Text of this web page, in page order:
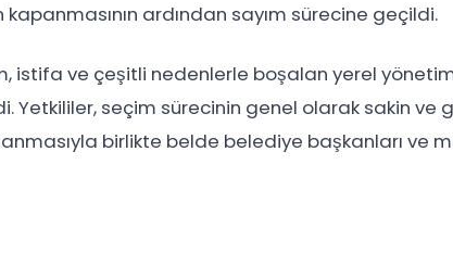
kapanmasının ardından sayım sürecine geçildi.
istifa ve çeşitli nedenlerle boşalan yerel
Yetkililer, seçim sürecinin genel olarak sakin ve
birlikte belde belediye başkanları ve